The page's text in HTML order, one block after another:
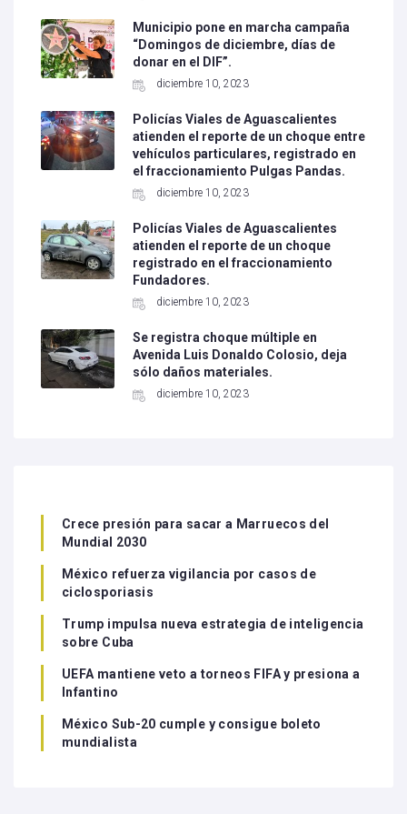
Municipio pone en marcha campaña
“Domingos de diciembre, días de
donar en el DIF”.
diciembre 10, 2023
Policías Viales de Aguascalientes
atienden el reporte de un choque entre
vehículos particulares, registrado en
el fraccionamiento Pulgas Pandas.
diciembre 10, 2023
Policías Viales de Aguascalientes
atienden el reporte de un choque
registrado en el fraccionamiento
Fundadores.
diciembre 10, 2023
Se registra choque múltiple en
Avenida Luis Donaldo Colosio, deja
sólo daños materiales.
diciembre 10, 2023
Crece presión para sacar a Marruecos del
Mundial 2030
México refuerza vigilancia por casos de
ciclosporiasis
Trump impulsa nueva estrategia de inteligencia
sobre Cuba
UEFA mantiene veto a torneos FIFA y presiona a
Infantino
México Sub-20 cumple y consigue boleto
mundialista